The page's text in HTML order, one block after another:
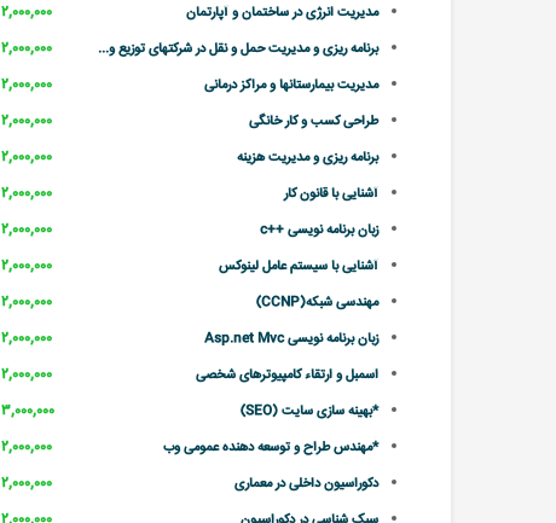
مدیریت انرژی در ساختمان و آپارتمان ۲,۰۰۰,۰۰۰ تومان
برنامه ریزی و مدیریت حمل و نقل در شرکتهای توزیع و... ۲,۰۰۰,۰۰۰ تومان
مدیریت بیمارستانها و مراکز درمانی ۲,۰۰۰,۰۰۰ تومان
طراحی کسب و کار خانگی ۲,۰۰۰,۰۰۰ تومان
برنامه ریزی و مدیریت هزینه ۲,۰۰۰,۰۰۰ تومان
آشنایی با قانون کار ۲,۰۰۰,۰۰۰ تومان
زبان برنامه نویسی ++c ۲,۰۰۰,۰۰۰ تومان
آشنایی با سیستم عامل لینوکس ۲,۰۰۰,۰۰۰ تومان
مهندسی شبکه(CCNP) ۲,۰۰۰,۰۰۰ تومان
زبان برنامه نویسی Asp.net Mvc ۲,۰۰۰,۰۰۰ تومان
اسمبل و ارتقاء کامپیوترهای شخصی ۲,۰۰۰,۰۰۰ تومان
*بهینه سازی سایت (SEO) ۳,۰۰۰,۰۰۰ تومان
*مهندس طراح و توسعه دهنده عمومی وب ۲,۰۰۰,۰۰۰ تومان
دکوراسیون داخلی در معماری ۲,۰۰۰,۰۰۰ تومان